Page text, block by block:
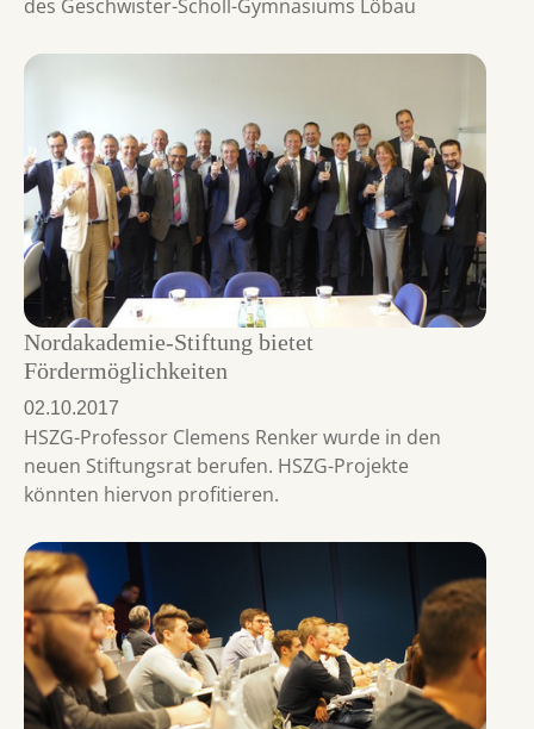
des Geschwister-Scholl-Gymnasiums Löbau
Nordakademie-Stiftung bietet
Fördermöglichkeiten
02.10.2017
HSZG-Professor Clemens Renker wurde in den
neuen Stiftungsrat berufen. HSZG-Projekte
könnten hiervon profitieren.